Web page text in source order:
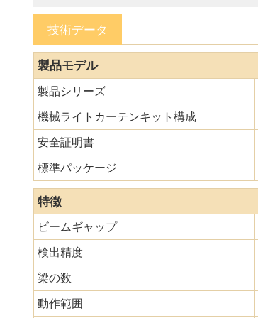
技術データ
製品モデル
製品シリーズ
機械ライトカーテンキット構成
安全証明書
標準パッケージ
特徴
ビームギャップ
検出精度
梁の数
動作範囲